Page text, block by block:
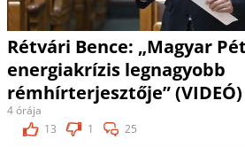
Rétvári Bence: „Magyar
energiakrízis legnagyobb
rémhírterjesztője” (VIDEÓ)
4 órája
13
1 25